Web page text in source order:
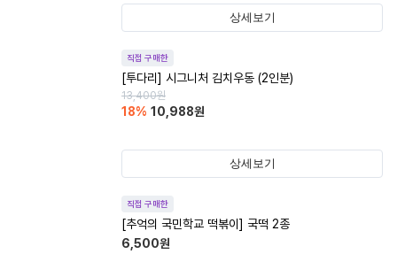
상세보기
직접 구매한
[투다리] 시그니처 김치우동 (2인분)
13,400원
18% 10,988원
상세보기
직접 구매한
[추억의 국민학교 떡볶이] 국떡 2종
6,500원